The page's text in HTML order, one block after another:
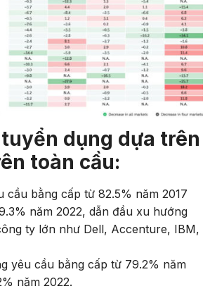
dụng dựa trên
toàn cầu:
cầu bằng cấp từ 82.5% năm 2017
năm 2022, dẫn đầu xu hướng
ty lớn như Dell, Accenture, IBM,
yêu cầu bằng cấp từ 79.2% năm
năm 2022.